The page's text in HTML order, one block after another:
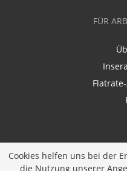
FÜR
Cookies helfen uns bei der
die Nutzung unserer